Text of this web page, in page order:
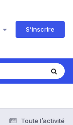
S’inscrire
Toute l’activité